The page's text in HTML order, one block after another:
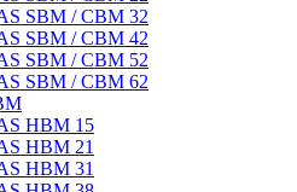
SBM / CBM 32
SBM / CBM 42
SBM / CBM 52
SBM / CBM 62
HBM 15
HBM 21
HBM 31